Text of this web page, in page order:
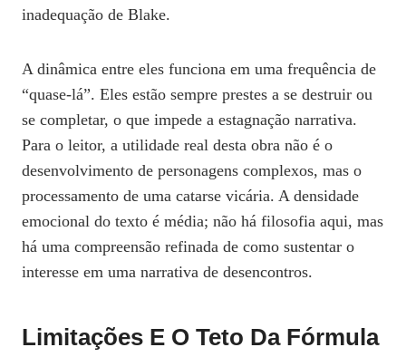
inadequação de Blake.
A dinâmica entre eles funciona em uma frequência de
“quase-lá”. Eles estão sempre prestes a se destruir ou
se completar, o que impede a estagnação narrativa.
Para o leitor, a utilidade real desta obra não é o
desenvolvimento de personagens complexos, mas o
processamento de uma catarse vicária. A densidade
emocional do texto é média; não há filosofia aqui, mas
há uma compreensão refinada de como sustentar o
interesse em uma narrativa de desencontros.
Limitações E O Teto Da Fórmula